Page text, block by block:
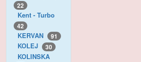
22
Kent - Turbo
42
KERVAN 91
KOLEJ 30
KOLINSKA